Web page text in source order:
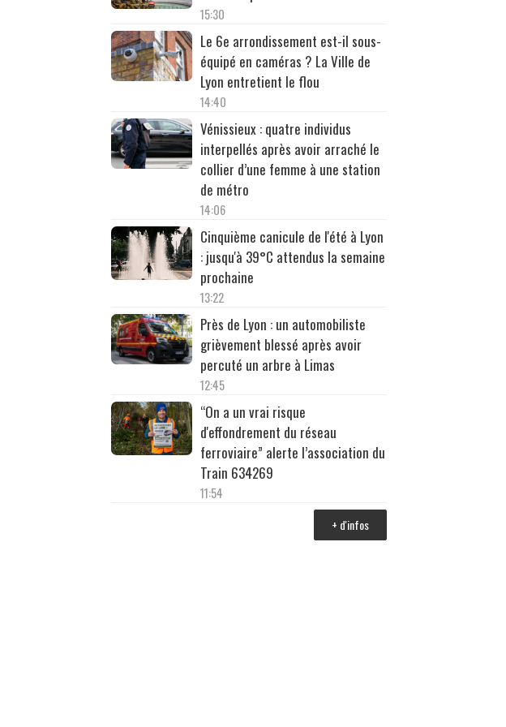
15:30
Le 6e arrondissement est-il sous-
équipé en caméras ? La Ville de
Lyon entretient le flou
14:40
Vénissieux : quatre individus
interpellés après avoir arraché le
collier d’une femme à une station
de métro
14:06
Cinquième canicule de l'été à Lyon
: jusqu'à 39°C attendus la semaine
prochaine
13:22
Près de Lyon : un automobiliste
grièvement blessé après avoir
percuté un arbre à Limas
12:45
“On a un vrai risque
d'effondrement du réseau
ferroviaire” alerte l’association du
Train 634269
11:54
+ d'infos